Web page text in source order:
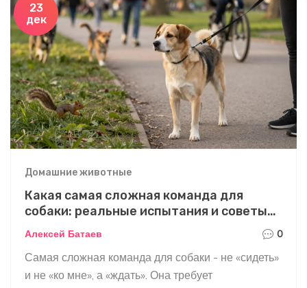
23
дек
Домашние животные
Какая самая сложная команда для
собаки: реальные испытания и советы
дрессировщиков
Алексей Батаев 0
Самая сложная команда для собаки - не «сидеть»
и не «ко мне», а «ждать». Она требует